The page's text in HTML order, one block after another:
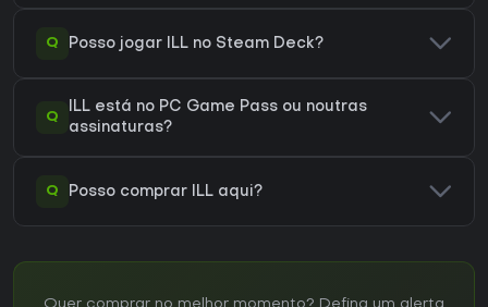
Q Posso jogar ILL no Steam Deck?
Q
ILL está no PC Game Pass ou noutras
assinaturas?
Q Posso comprar ILL aqui?